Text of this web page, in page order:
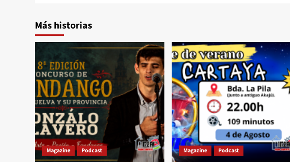
Más historias
Magazine Podcast Magazine Podcast